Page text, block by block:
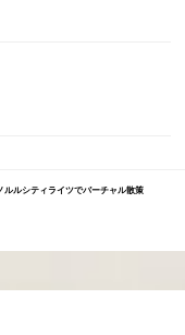
ルルシティライツでバーチャル散策